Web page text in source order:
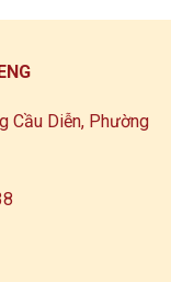
Cầu Diễn, Phường